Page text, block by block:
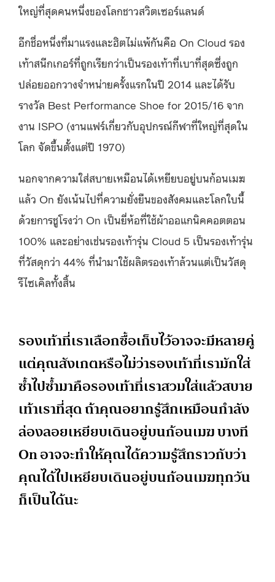
ใหญ่ที่สุดคนหนึ่งของโลกชาวสวิตเซอร์แลนด์
อีกชื่อหนึ่งที่มาแรงและฮิตไม่แพ้กันคือ On Cloud รอง
เท้าสนีกเกอร์ที่ถูกเรียกว่าเป็นรองเท้าที่เบาที่สุดซึ่งถูก
ปล่อยออกวางจำหน่ายครั้งแรกในปี 2014 และได้รับ
รางวัล Best Performance Shoe for 2015/16 จาก
งาน ISPO (งานแฟร์เกี่ยวกับอุปกรณ์กีฬาที่ใหญ่ที่สุดใน
โลก จัดขึ้นตั้งแต่ปี 1970)
นอกจากความใส่สบายเหมือนได้เหยียบอยู่บนก้อนเมฆ
แล้ว On ยังเน้นไปที่ความยั่งยืนของสังคมและโลกใบนี้
ด้วยการชูโรงว่า On เป็นยี่ห้อที่ใช้ผ้าออแกนิคคอตตอน
100% และอย่างเช่นรองเท้ารุ่น Cloud 5 เป็นรองเท้ารุ่น
ที่วัสดุกว่า 44% ที่นำมาใช้ผลิตรองเท้าล้วนแต่เป็นวัสดุ
รีไซเคิลทั้งสิ้น
รองเท้าที่เราเลือกซื้อเก็บไว้อาจจะมีหลายคู่
แต่คุณสังเกตหรือไม่ว่ารองเท้าที่เรามักใส่
ซ้ำไปซ้ำมาคือรองเท้าที่เราสวมใส่แล้วสบาย
เท้าเราที่สุด ถ้าคุณอยากรู้สึกเหมือนกำลัง
ล่องลอยเหยียบเดินอยู่บนก้อนเมฆ บางที
On อาจจะทำให้คุณได้ความรู้สึกราวกับว่า
คุณได้ไปเหยียบเดินอยู่บนก้อนเมฆทุกวัน
ก็เป็นได้นะ